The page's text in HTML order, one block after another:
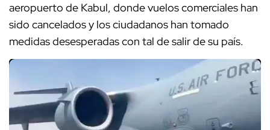
aeropuerto de Kabul, donde vuelos comerciales han
sido cancelados y los ciudadanos han tomado
medidas desesperadas con tal de salir de su país.